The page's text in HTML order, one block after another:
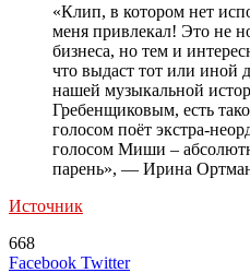
«Клип, в котором нет
меня привлекал! Это не
бизнеса, но тем и
что выдаст тот или иной
нашей музыкальной
Гребенщиковым, есть
голосом поёт экстра-
голосом Миши –
парень», — Ирина
Источник
668
Facebook TwitterLinkedIn
Tumblr
Reddit
Вконтакте
Одноклассники
Skype
Messenger
Messenger
WhatsApp
Telegram
Viber
Line
Поделиться
Печатать